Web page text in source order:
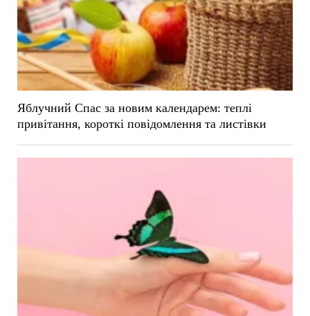
Яблучний Спас за новим календарем: теплі
привітання, короткі повідомлення та листівки